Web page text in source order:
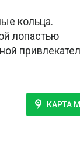
кольца.
лопастью
КАРТА